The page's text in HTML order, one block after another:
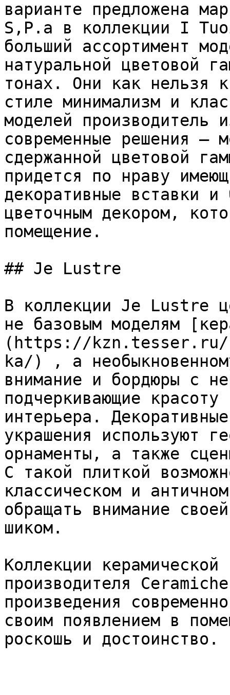
варианте предложена
S,P.a в коллекции I
больший ассортимент
натуральной цветовой
тонах. Они как нельзя
стиле минимализм и
моделей производитель
современные решения –
сдержанной цветовой
придется по нраву
декоративные вставки
цветочным декором,
помещение.
## Je Lustre
В коллекции Je Lustre
не базовым моделям
(https://kzn.tesser.ru/
ka/) , а
внимание и бордюры с
подчеркивающие
интерьера.
украшения используют
орнаменты, а также
С такой плиткой
классическом и
обращать внимание
шиком.
Коллекции
производителя
произведения
своим появлением в
роскошь и достоинство.